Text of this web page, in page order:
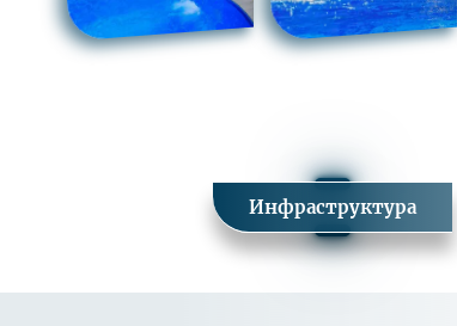
Инфраструктура